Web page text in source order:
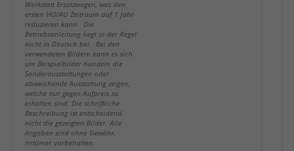
Werkstatt Ersatzwagen, was den
ersten HU/AU Zeitraum auf 1 Jahr
reduzieren kann. Die
Betriebsanleitung liegt in der Regel
nicht in Deutsch bei. Bei den
verwendeten Bildern kann es sich
um Beispielbilder handeln die
Sonderausstattungen oder
abweichende Ausstattung zeigen,
welche nur gegen Aufpreis zu
erhalten sind. Die schriftliche
Beschreibung ist entscheidend,
nicht die gezeigten Bilder. Alle
Angaben sind ohne Gewähr.
Irrtümer vorbehalten.